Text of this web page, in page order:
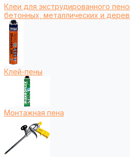
Клеи для экструдированного
бетонных, металлических и
Клей-пены
Монтажная пена